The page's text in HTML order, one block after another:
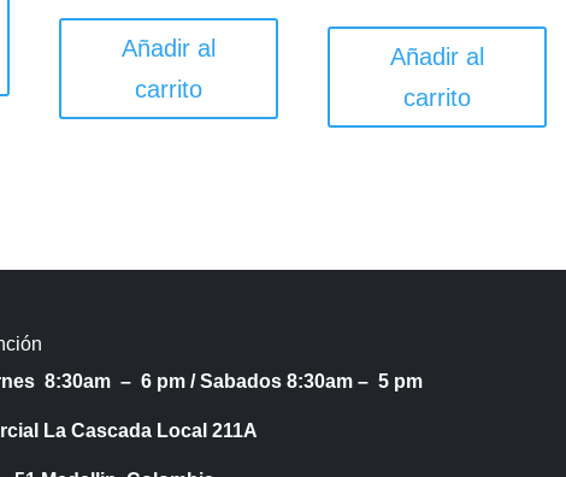
Añadir al
carrito
Añadir al
carrito
8:30am – 6 pm /Sabados 8:30am – 5 pm
La Cascada Local 211A